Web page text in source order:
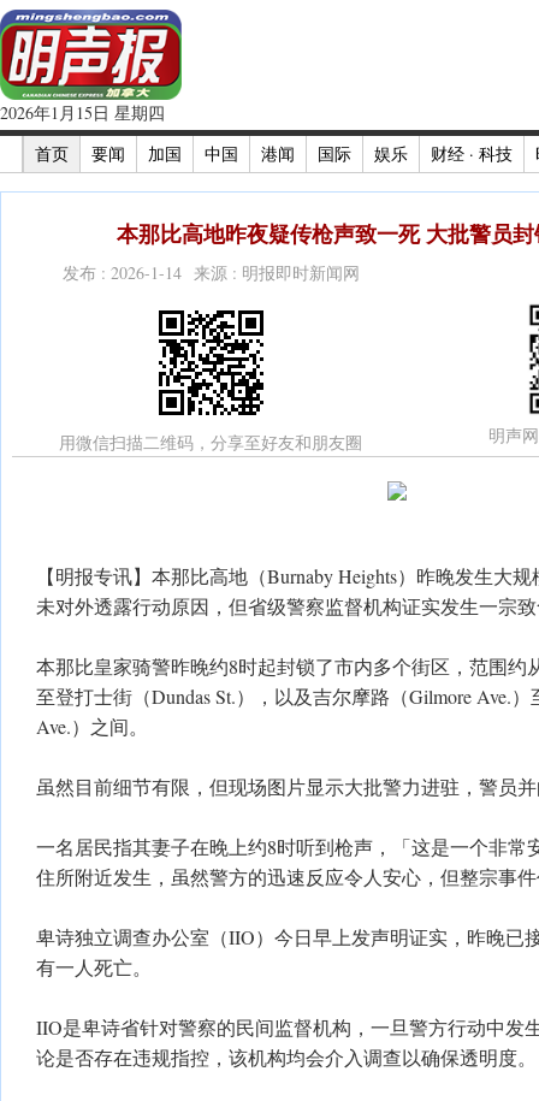
2026年1月15日 星期四
首页
要闻 加国 中国 港闻 国际 娱乐 财经 · 科技
本那比高地昨夜疑传枪声致一死 大批警员
发布 : 2026-1-14 来源 : 明报即时新闻网
用微信扫描二维码，分享至好友和朋友圈 明声
【明报专讯】本那比高地（Burnaby Heights）昨晚发生大
未对外透露行动原因，但省级警察监督机构证实发生一宗
本那比皇家骑警昨晚约8时起封锁了市内多个街区，范围约
至登打士街（Dundas St.），以及吉尔摩路（Gilmore Ave.
Ave.）之间。
虽然目前细节有限，但现场图片显示大批警力进驻，警员
一名居民指其妻子在晚上约8时听到枪声，「这是一个非常
住所附近发生，虽然警方的迅速反应令人安心，但整宗事
卑诗独立调查办公室（IIO）今日早上发声明证实，昨晚已
有一人死亡。
IIO是卑诗省针对警察的民间监督机构，一旦警方行动中发
论是否存在违规指控，该机构均会介入调查以确保透明度。